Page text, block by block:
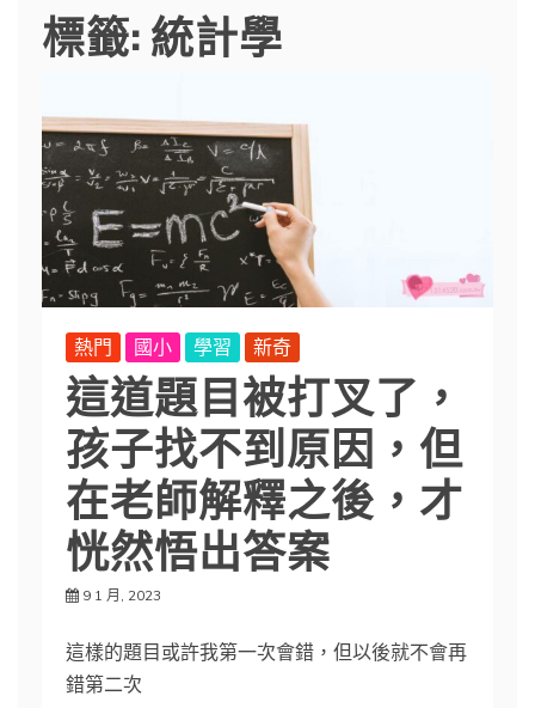
標籤:統計學
熱門 國小 學習 新奇
這道題目被打叉了，
孩子找不到原因，但
在老師解釋之後，才
恍然悟出答案
9 1 月, 2023
這樣的題目或許我第一次會錯，但以後就不會再
錯第二次